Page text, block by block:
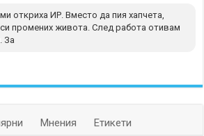
откриха ИР. Вместо да пия хапчета,
промених живота. След работа отивам
За
Мнения Етикети